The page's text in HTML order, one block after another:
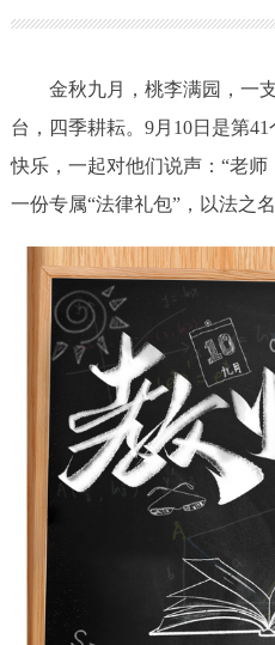
各区热点
政务公开
市领导 机构
政策兑现 政策
决策公开 专题
政务服务
个人服务 法人
便民服务 利企
政民互动
金秋九月，桃李满园，一支
台，四季耕耘。9月10日是第
快乐，一起对他们说声：“老
一份专属“法律礼包”，以法之